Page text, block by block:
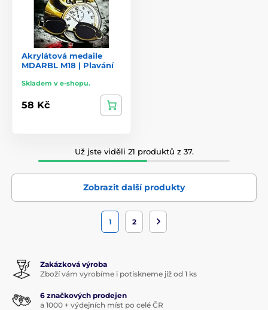
Akrylátová medaile
MDARBL M18 | Plavání
Skladem v e-shopu.
58 Kč
Už jste viděli 21 produktů z 37.
Zobrazit další produkty
1 2
Zakázková výroba
Zboží vám vyrobíme i potiskneme již od 1 ks
6 značkových prodejen
a 1000 + výdejních míst po celé ČR